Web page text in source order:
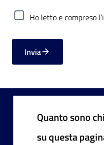
Ho letto e compreso
Invia
Quanto sono
su questa